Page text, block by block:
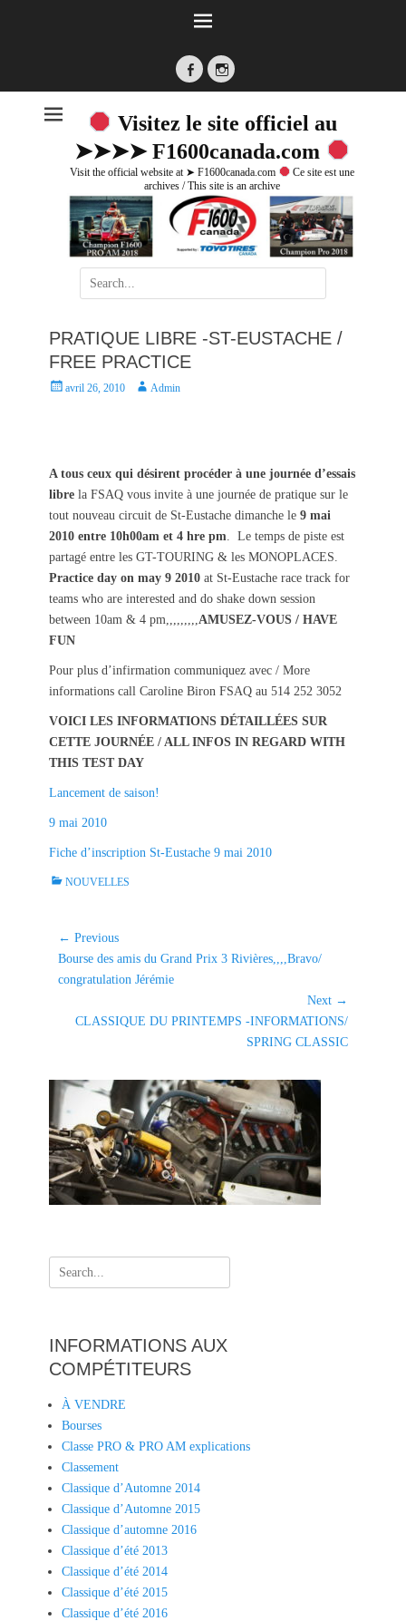
FacebookInstagram
Visitez le site officiel au
➤➤➤➤ F1600canada.com
Visit the official website at ➤ F1600canada.com
Ce site est une
archives / This site is an archive
Search
for:
PRATIQUE LIBRE -ST-EUSTACHE /
FREE PRACTICE
P
d
o
n
avril 26, 2010
A
r
Admin
A tous ceux qui désirent procéder à une journée d’essais
libre la FSAQ vous invite à une journée de pratique sur le
tout nouveau circuit de St-Eustache dimanche le 9 mai
2010 entre 10h00am et 4 hre pm . Le temps de piste est
partagé entre les GT-TOURING & les MONOPLACES.
Practice day on may 9 2010 at St-Eustache race track for
teams who are interested and do shake down session
between 10am & 4 pm,,,,,,,,, AMUSEZ-VOUS / HAVE
FUN
Pour plus d’infirmation communiquez avec / More
informations call Caroline Biron FSAQ au 514 252 3052
VOICI LES INFORMATIONS DÉTAILLÉES SUR
CETTE JOURNÉE / ALL INFOS IN REGARD WITH
THIS TEST DAY
Lancement de saison!
9 mai 2010
Fiche d’inscription St-Eustache 9 mai 2010
C
NOUVELLES
Navigation
de
l'article
← Previous
Previous
post:
Bourse des amis du Grand Prix 3 Rivières,,,,Bravo/
congratulation Jérémie
Next →
NextCLASSIQUE DU PRINTEMPS -INFORMATIONS/
SPRING CLASSIC
Search
for:
INFORMATIONS AUX
COMPÉTITEURS
À VENDRE
Bourses
Classe PRO & PRO AM explications
Classement
Classique d’Automne 2014
Classique d’Automne 2015
Classique d’automne 2016
Classique d’été 2013
Classique d’été 2014
Classique d’été 2015
Classique d’été 2016